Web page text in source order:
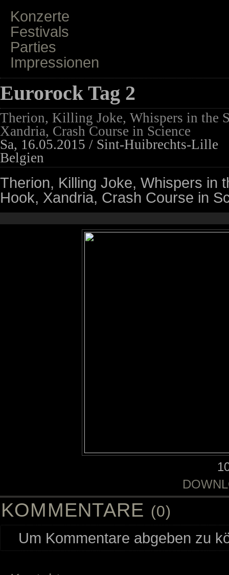
Konzerte
Festivals
Parties
Impressionen
Eurorock Tag 2
Therion, Killing Joke, Whispers in the
Xandria, Crash Course in Science
Sa, 16.05.2015 / Sint-Huibrechts-Lille
Belgien
Therion, Killing Joke, Whispers in
Hook, Xandria, Crash Course in
KOMMENTARE (0)
Um Kommentare abgeben zu